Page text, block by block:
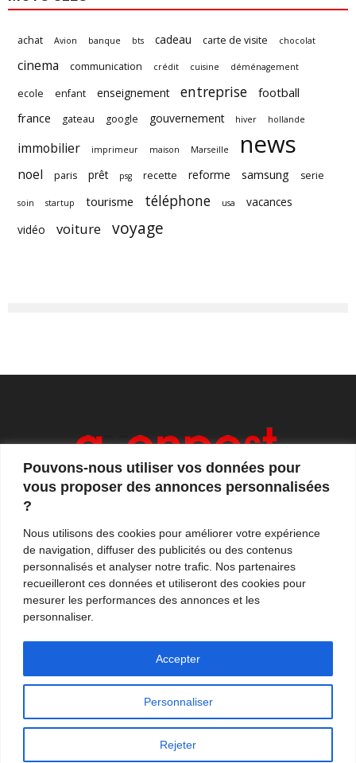
Pouvons-nous utiliser vos données pour
vous proposer des annonces personnalisées
?
Nous utilisons des cookies pour améliorer votre expérience
de navigation, diffuser des publicités ou des contenus
personnalisés et analyser notre trafic. Nos partenaires
recueilleront ces données et utiliseront des cookies pour
mesurer les performances des annonces et les
personnaliser.
Personnaliser
Rejeter
Accepter
achat Avion banque bts cadeau carte de visite chocolat
cinema communication crédit cuisine déménagement
ecole enfant enseignement entreprise
football
france
gateau google gouvernement hiver hollande
immobilier imprimeur maison Marseille news
noel paris prêt psg recette reforme samsung serie
soin startup tourisme téléphone usa
vacances
vidéo
voiture voyage
et de tendances. Notre équipe de journalistes vous
propose quotidiennement de suivre l'actualité en
France et à l'international.
Contactez-nous:contact@axonpost.com
Mentions légales Nos auteurs
Contacter Axonpost